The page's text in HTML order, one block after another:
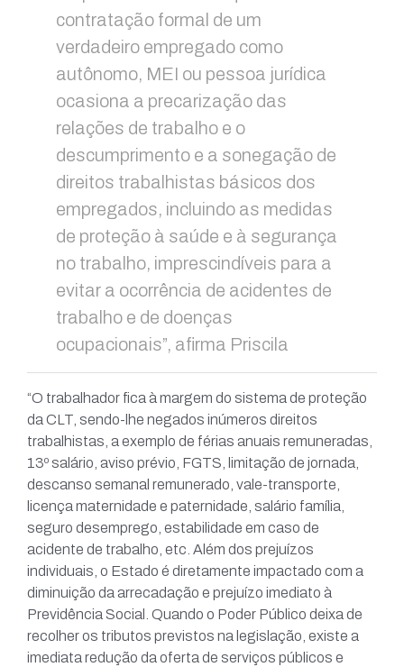
contratação formal de um
verdadeiro empregado como
autônomo, MEI ou pessoa jurídica
ocasiona a precarização das
relações de trabalho e o
descumprimento e a sonegação de
direitos trabalhistas básicos dos
empregados, incluindo as medidas
de proteção à saúde e à segurança
no trabalho, imprescindíveis para a
evitar a ocorrência de acidentes de
trabalho e de doenças
ocupacionais”, afirma Priscila
“O trabalhador fica à margem do sistema de proteção
da CLT, sendo-lhe negados inúmeros direitos
trabalhistas, a exemplo de férias anuais remuneradas,
13º salário, aviso prévio, FGTS, limitação de jornada,
descanso semanal remunerado, vale-transporte,
licença maternidade e paternidade, salário família,
seguro desemprego, estabilidade em caso de
acidente de trabalho, etc. Além dos prejuízos
individuais, o Estado é diretamente impactado com a
diminuição da arrecadação e prejuízo imediato à
Previdência Social. Quando o Poder Público deixa de
recolher os tributos previstos na legislação, existe a
imediata redução da oferta de serviços públicos e